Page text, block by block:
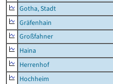
Gotha, Stadt
Gräfenhain
Großfahner
Haina
Herrenhof
Hochheim